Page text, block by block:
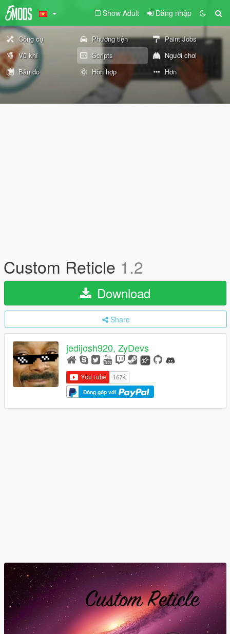
Show Adult Đăng nhập
Công cụ Phương tiện
Paint Jobs
Vũ khí
Scripts
Người chơi
Bản đồ
Hỗn hợp Hơn
Custom Reticle 1.2
Download
Share
jedijosh920, ZyDevs
Đóng góp với